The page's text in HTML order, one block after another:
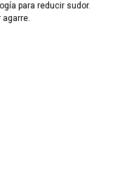
para reducir sudor.
agarre.